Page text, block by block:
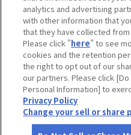
会員優待サービスの提携を
JAFホームページ
© JAPAN AUTOMOBILE
analytics and advertising
with other information that
that they have collected
Please click "here" to see
cookies and the retention
the right to opt out of our
our partners. Please click
Personal Information] to
Privacy Policy
Change your sell or share